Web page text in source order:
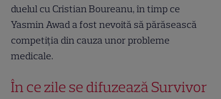
duelul cu Cristian Boureanu, în timp ce
Yasmin Awad a fost nevoită să părăsească
competiția din cauza unor probleme
medicale.
În ce zile se difuzează Survivor